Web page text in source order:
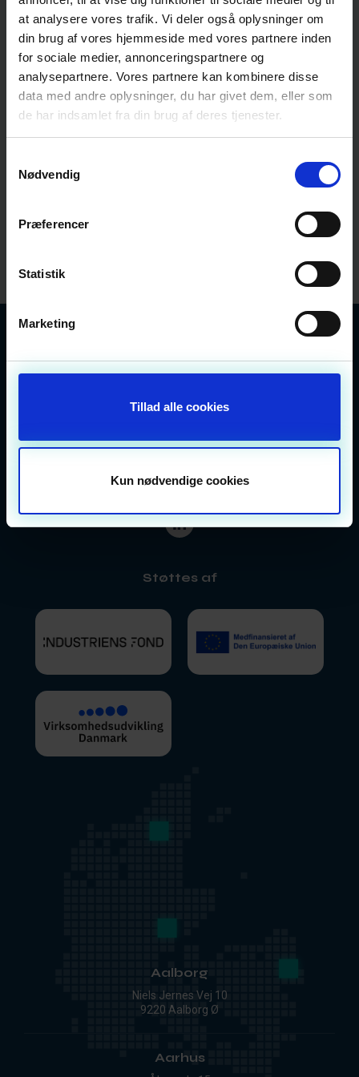
at analysere vores trafik. Vi deler også oplysninger om
din brug af vores hjemmeside med vores partnere inden
for sociale medier, annonceringspartnere og
analysepartnere. Vores partnere kan kombinere disse
data med andre oplysninger, du har givet dem, eller som
de har indsamlet fra din brug af deres tjenester.
Nødvendig
Præferencer
Statistik
Marketing
Tillad alle cookies
Kun nødvendige cookies
lignende virksomheder, som ikke deltager.
Med Digitaliseringspartnerskabet har vi alle fået en
platform at arbejde ud fra. Men partnerskabet er ikke
ansvarsfraskrivende for alle os andre – snarere tværtimod.
Det er ansvarspådragende.
men på de teknologier, som har mest
- Carolina Benjaminsen, CEO, DigitalLead
teknologier
Støttes af
Aalborg
Niels Jernes Vej 10
9220 Aalborg Ø
Aarhus